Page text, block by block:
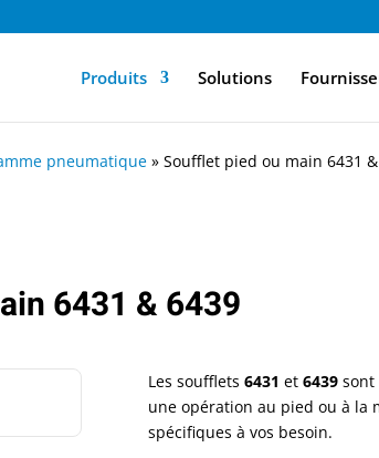
Produits Solutions
pneumatique » Soufflet pied ou main 6431
6431 & 6439
Les soufflets 6431 et 6439sont
une opération au pied ou à la
spécifiques à vos besoin.